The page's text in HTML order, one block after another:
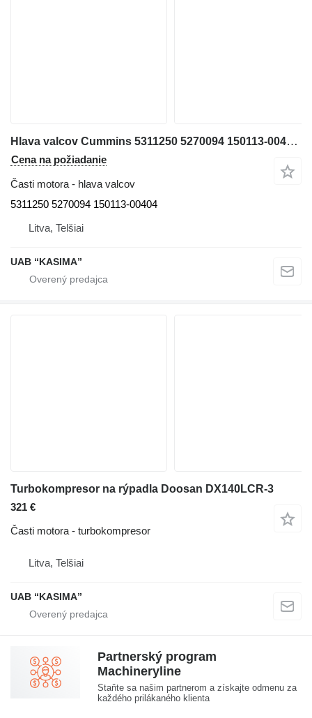
Hlava valcov Cummins 5311250 5270094 150113-00404 na rýpadla Doosan DX140LCR-3
Cena na požiadanie
Časti motora - hlava valcov
5311250 5270094 150113-00404
Litva, Telšiai
UAB “KASIMA”
Turbokompresor na rýpadla Doosan DX140LCR-3
321 €
Časti motora - turbokompresor
Litva, Telšiai
UAB “KASIMA”
Partnerský program
Machineryline
Staňte sa našim partnerom a získajte odmenu za
každého prilákaného klienta